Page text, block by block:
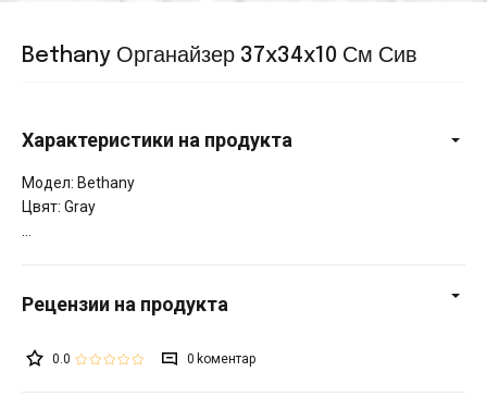
Bethany Органайзер 37x34x10 См Сив
Характеристики на продукта
Модел: Bethany
Цвят: Gray
0.0 0